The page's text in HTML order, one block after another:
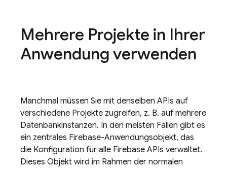
Mehrere Projekte in Ihrer
Anwendung verwenden
Manchmal müssen Sie mit denselben APIs auf
verschiedene Projekte zugreifen, z. B. auf mehrere
Datenbankinstanzen. In den meisten Fällen gibt es
ein zentrales Firebase-Anwendungsobjekt, das
die Konfiguration für alle Firebase APIs verwaltet.
Dieses Objekt wird im Rahmen der normalen